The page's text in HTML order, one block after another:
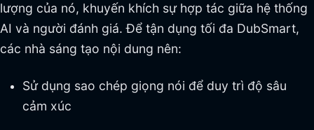
lượng của nó, khuyến khích sự hợp tác giữa hệ thống
AI và người đánh giá. Để tận dụng tối đa DubSmart,
các nhà sáng tạo nội dung nên:
Sử dụng sao chép giọng nói để duy trì độ sâu
cảm xúc